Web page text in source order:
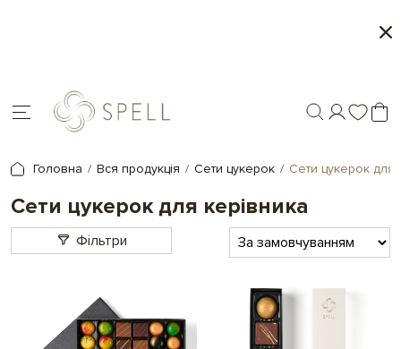
Головна Вся продукція Сети цукерок Сети цукерок для
Сети цукерок для керівника
Фільтри